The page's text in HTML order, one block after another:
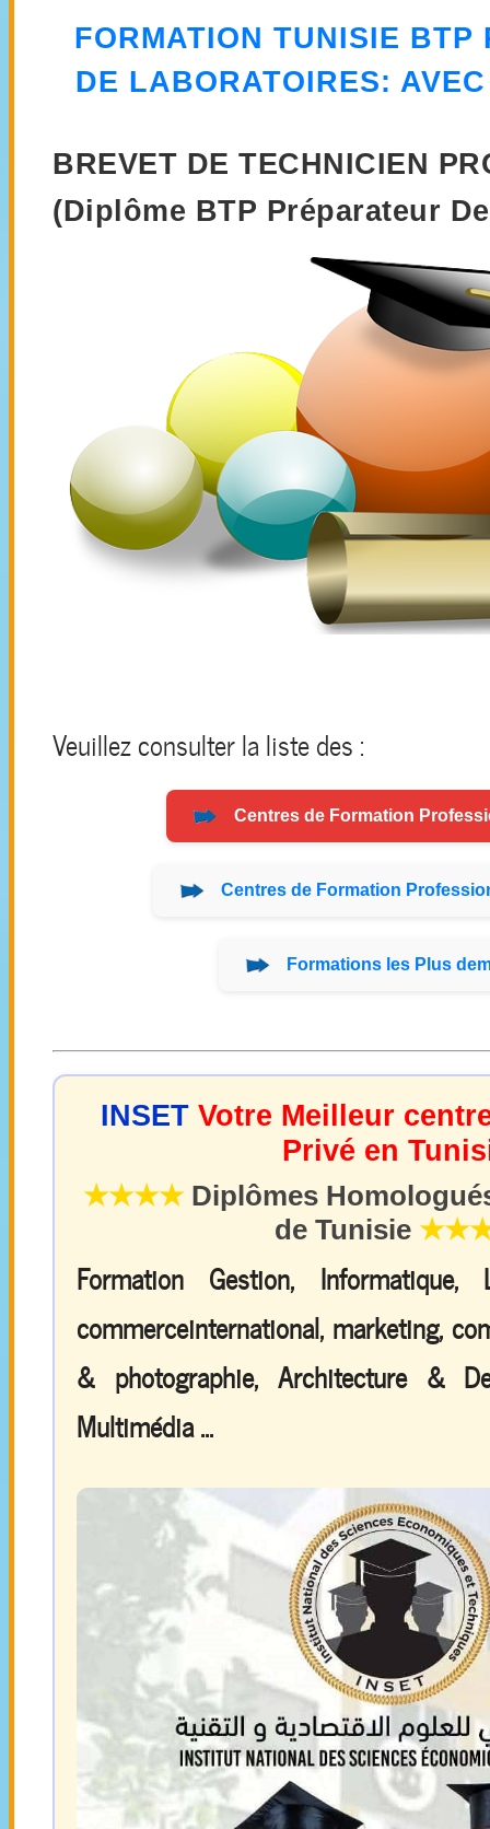
FORMATION TUNISIE BTP
DE LABORATOIRES:
BREVET DE TECHNICIEN
(Diplôme BTP Préparateur
Veuillez consulter la liste des :
Centres de Formation
Centres de Formation
Formations les Plus
INSET Votre Meilleur
Privé en
★★★★Diplômes
de Tunisie
Formation Gestion, Informatique,
commerceinternational, marketing,
& photographie, Architecture &
Multimédia ...